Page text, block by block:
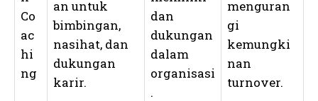
Co
ac
hi
ng
an untuk
bimbingan,
nasihat, dan
dukungan
karir.
dan
dukungan
dalam
organisasi
.
menguran
gi
kemungki
nan
turnover.